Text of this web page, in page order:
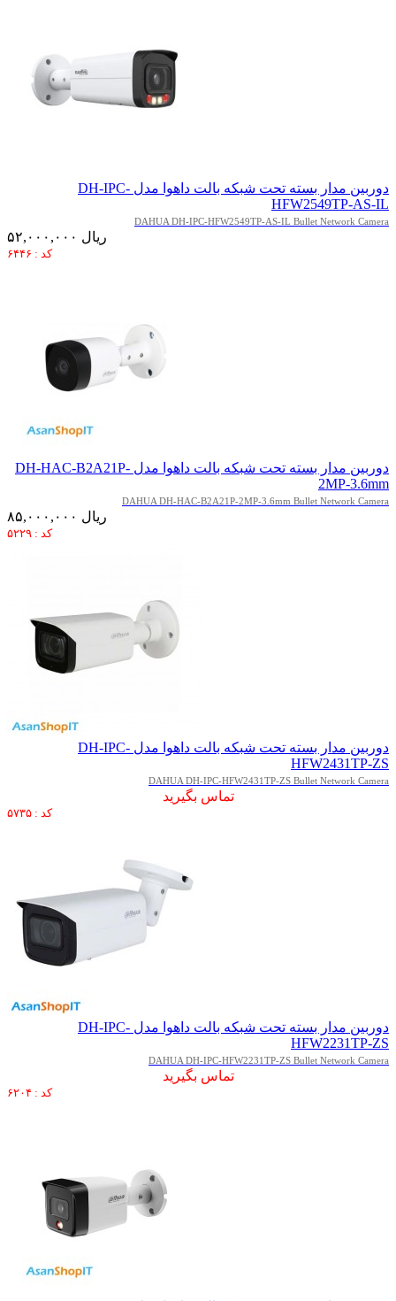
دوربین مدار بسته تحت شبکه بالت داهوا مدل DH-IPC-
HFW2549TP-AS-IL
DAHUA DH-IPC-HFW2549TP-AS-IL Bullet Network Camera
۵۲,۰۰۰,۰۰۰ ریال
کد : ۶۴۴۶
دوربین مدار بسته تحت شبکه بالت داهوا مدل DH-HAC-B2A21P-
2MP-3.6mm
DAHUA DH-HAC-B2A21P-2MP-3.6mm Bullet Network Camera
۸۵,۰۰۰,۰۰۰ ریال
کد : ۵۲۲۹
دوربین مدار بسته تحت شبکه بالت داهوا مدل DH-IPC-
HFW2431TP-ZS
DAHUA DH-IPC-HFW2431TP-ZS Bullet Network Camera
تماس بگیرید
کد : ۵۷۳۵
دوربین مدار بسته تحت شبکه بالت داهوا مدل DH-IPC-
HFW2231TP-ZS
DAHUA DH-IPC-HFW2231TP-ZS Bullet Network Camera
تماس بگیرید
کد : ۶۲۰۴